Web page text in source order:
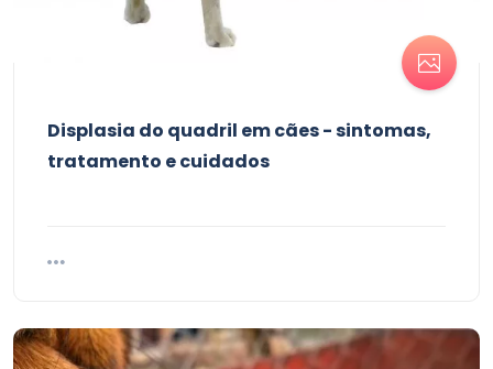
Displasia do quadril em cães - sintomas,
tratamento e cuidados